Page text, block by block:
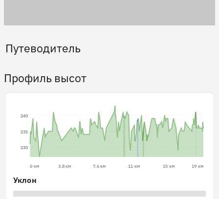
Путеводитель
Профиль высот
230
235
240
0 км 3.8 км 7.6 км 11 км 15 км 19 км
Уклон